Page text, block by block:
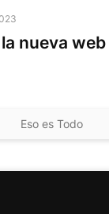
nueva
Eso es Todo